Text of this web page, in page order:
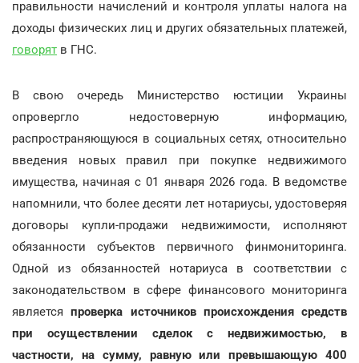
правильности начислений и контроля уплаты налога на
доходы физических лиц и других обязательных платежей,
говорят в ГНС.
В свою очередь Министерство юстиции Украины
опровергло недостоверную информацию,
распространяющуюся в социальных сетях, относительно
введения новых правил при покупке недвижимого
имущества, начиная с 01 января 2026 года. В ведомстве
напомнили, что более десяти лет нотариусы, удостоверяя
договоры купли-продажи недвижимости, исполняют
обязанности субъектов первичного финмониторинга.
Одной из обязанностей нотариуса в соответствии с
законодательством в сфере финансового мониторинга
являетсяпроверка источников происхождения средств
при осуществлении сделок с недвижимостью, в
частности, на сумму, равную или превышающую 400